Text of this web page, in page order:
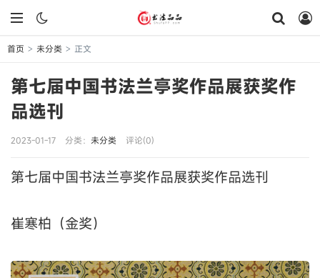
首页 > 未分类 > 正文
第七届中国书法兰亭奖作品展获奖作
品选刊
2023-01-17 分类： 未分类 评论(0)
第七届中国书法兰亭奖作品展获奖作品选刊
崔寒柏（金奖）